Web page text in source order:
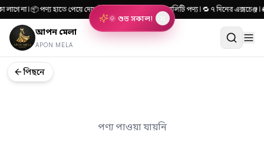
🌞 শুভ সকাল!
না | 📦 পণ্য হাতে পেয়ে দেখে টাকা দিন | 🎯 ১০০% কোয়ালিটি পণ্য | 🔁 ৭ দিনের
আপন মেলা
APON MELA
পিছনে
পণ্য পাওয়া যায়নি